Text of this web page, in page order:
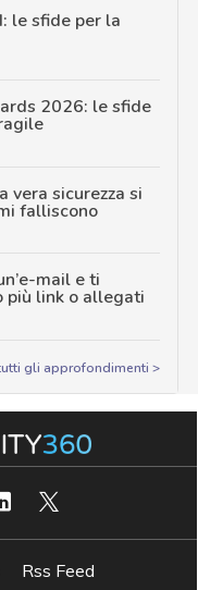
le sfide per la
2026: le sfide
vera sicurezza si
falliscono
mail e ti
più link o allegati
gli approfondimenti >
Rss Feed